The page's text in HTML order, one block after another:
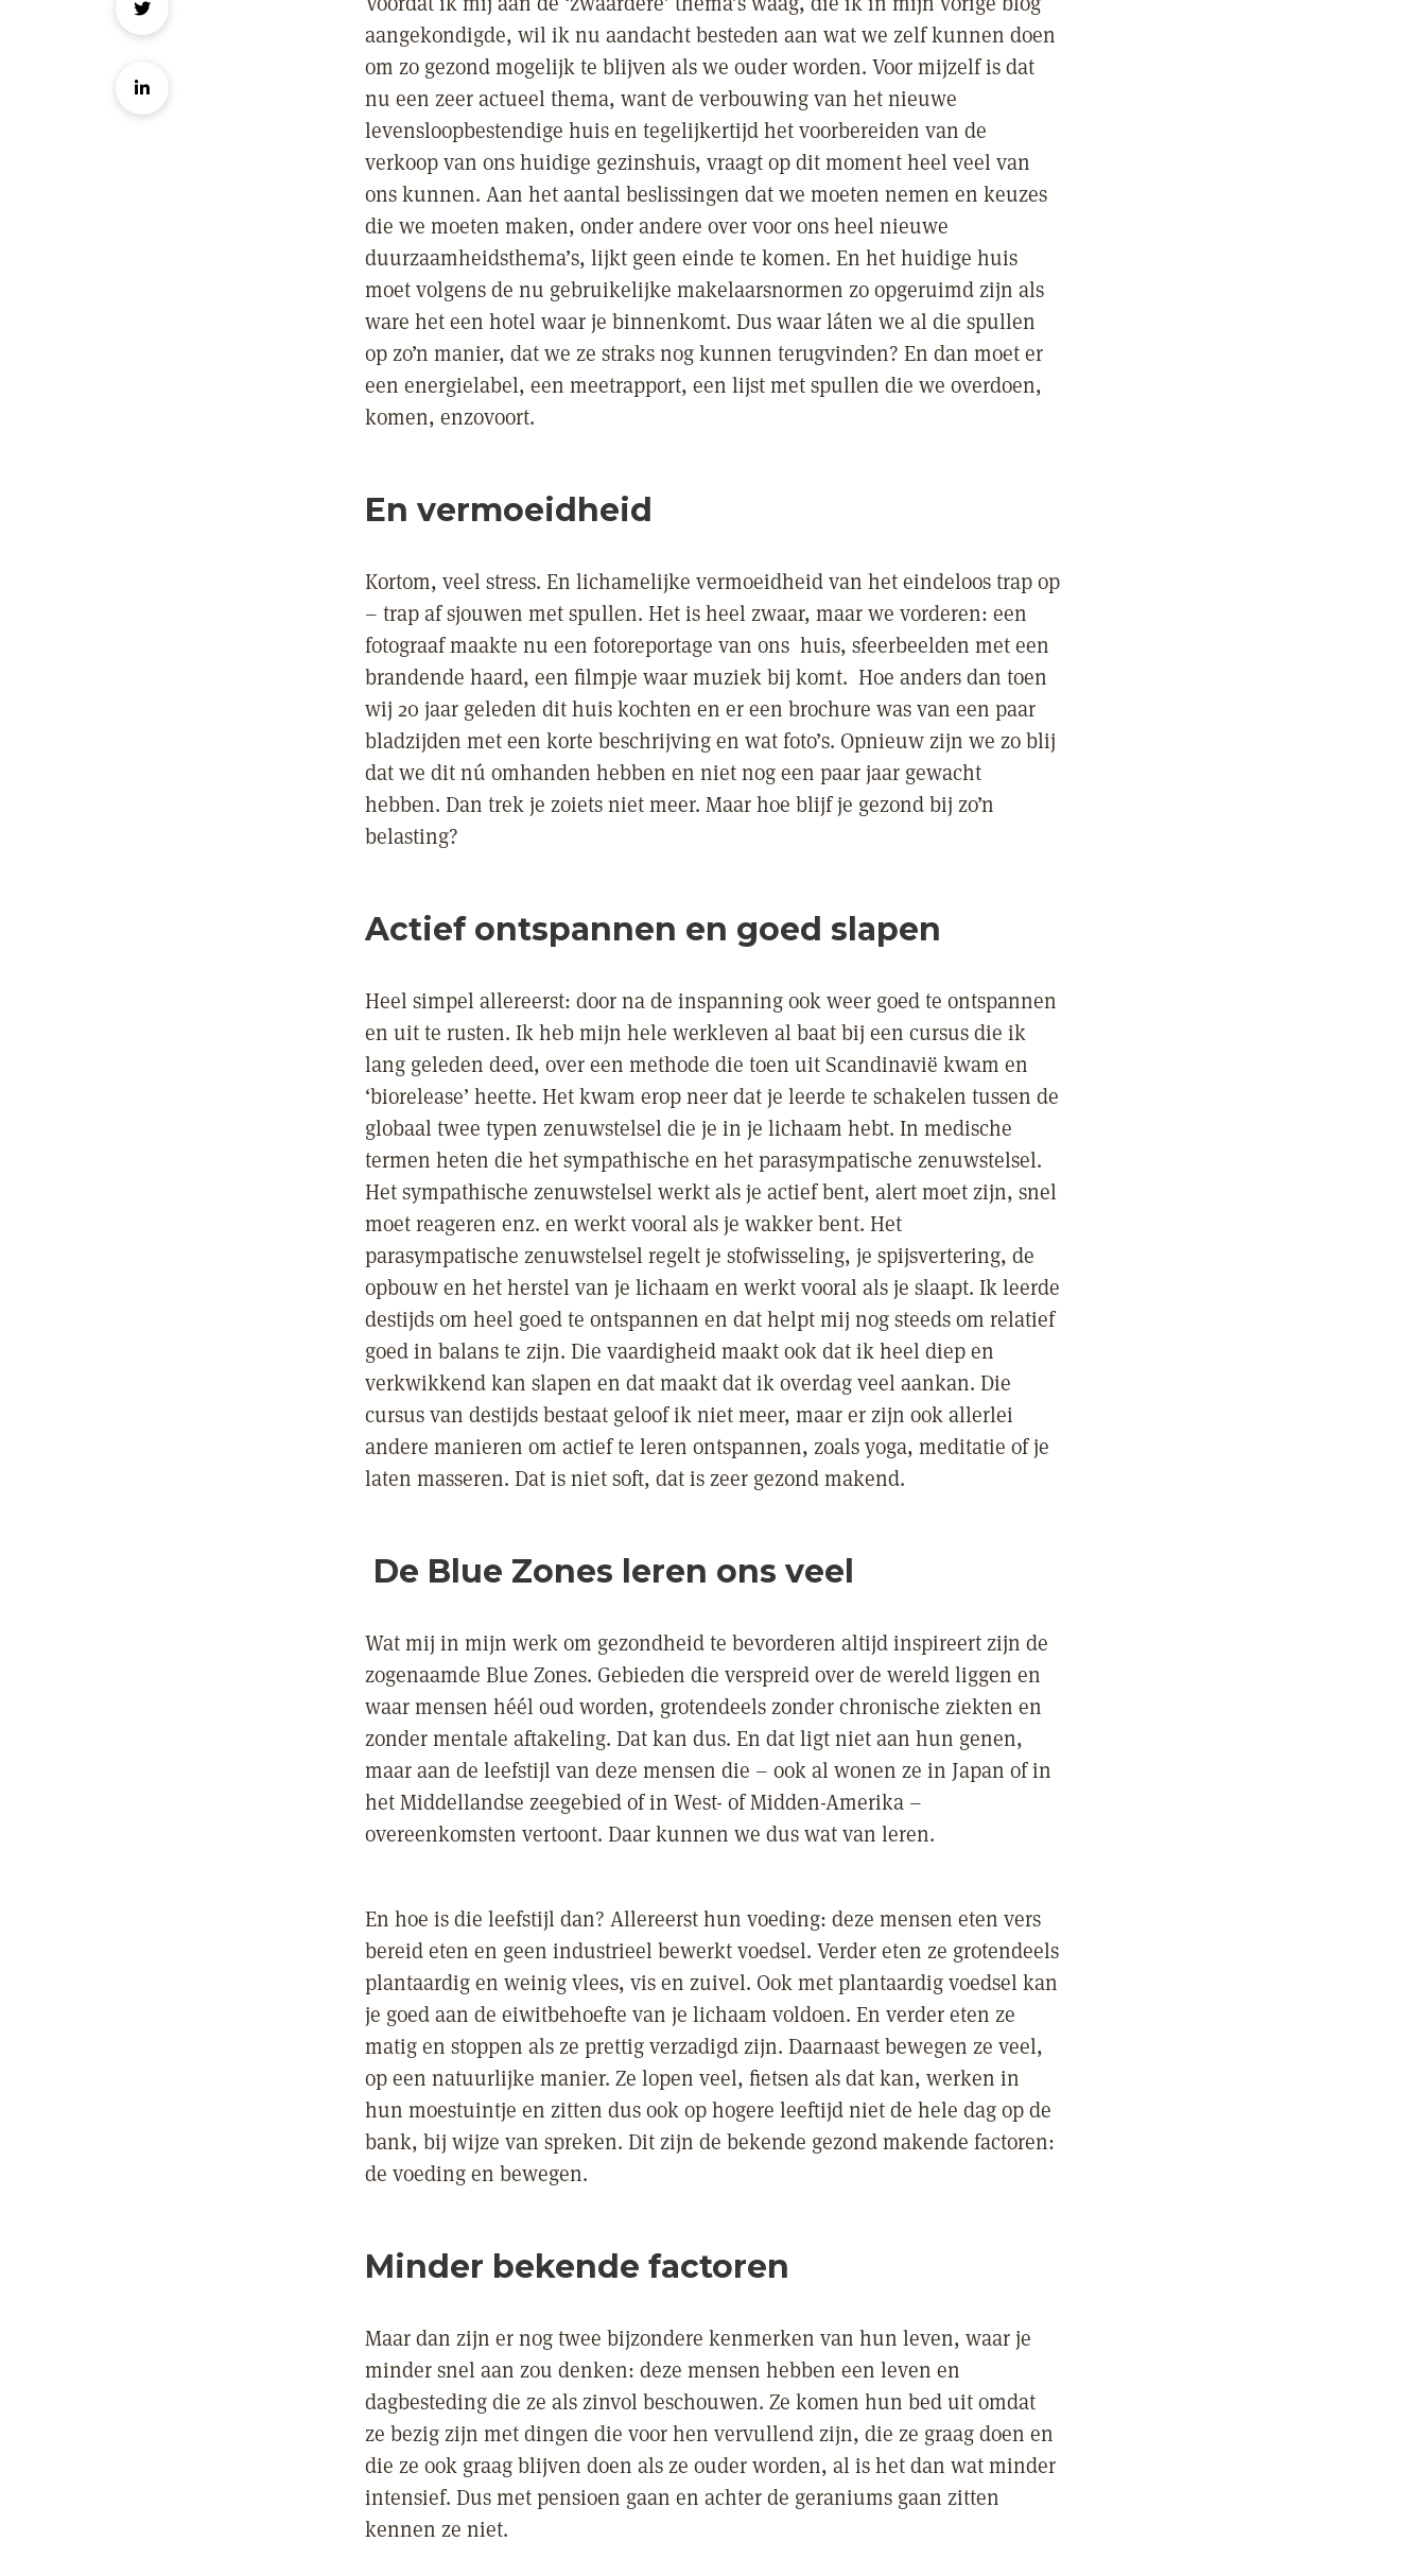
aangekondigde, wil ik nu aandacht besteden aan wat we zelf kunnen doen
om zo gezond mogelijk te blijven als we ouder worden. Voor mijzelf is dat
nu een zeer actueel thema, want de verbouwing van het nieuwe
levensloopbestendige huis en tegelijkertijd het voorbereiden van de
verkoop van ons huidige gezinshuis, vraagt op dit moment heel veel van
ons kunnen. Aan het aantal beslissingen dat we moeten nemen en keuzes
die we moeten maken, onder andere over voor ons heel nieuwe
duurzaamheidsthema’s, lijkt geen einde te komen. En het huidige huis
moet volgens de nu gebruikelijke makelaarsnormen zo opgeruimd zijn als
ware het een hotel waar je binnenkomt. Dus waar láten we al die spullen
op zo’n manier, dat we ze straks nog kunnen terugvinden? En dan moet er
een energielabel, een meetrapport, een lijst met spullen die we overdoen,
komen, enzovoort.
En vermoeidheid
Kortom, veel stress. En lichamelijke vermoeidheid van het eindeloos trap op
– trap af sjouwen met spullen. Het is heel zwaar, maar we vorderen: een
fotograaf maakte nu een fotoreportage van ons huis, sfeerbeelden met een
brandende haard, een filmpje waar muziek bij komt. Hoe anders dan toen
wij 20 jaar geleden dit huis kochten en er een brochure was van een paar
bladzijden met een korte beschrijving en wat foto’s. Opnieuw zijn we zo blij
dat we dit nú omhanden hebben en niet nog een paar jaar gewacht
hebben. Dan trek je zoiets niet meer. Maar hoe blijf je gezond bij zo’n
belasting?
Actief ontspannen en goed slapen
Heel simpel allereerst: door na de inspanning ook weer goed te ontspannen
en uit te rusten. Ik heb mijn hele werkleven al baat bij een cursus die ik
lang geleden deed, over een methode die toen uit Scandinavië kwam en
‘biorelease’ heette. Het kwam erop neer dat je leerde te schakelen tussen de
globaal twee typen zenuwstelsel die je in je lichaam hebt. In medische
termen heten die het sympathische en het parasympatische zenuwstelsel.
Het sympathische zenuwstelsel werkt als je actief bent, alert moet zijn, snel
moet reageren enz. en werkt vooral als je wakker bent. Het
parasympatische zenuwstelsel regelt je stofwisseling, je spijsvertering, de
opbouw en het herstel van je lichaam en werkt vooral als je slaapt. Ik leerde
destijds om heel goed te ontspannen en dat helpt mij nog steeds om relatief
goed in balans te zijn. Die vaardigheid maakt ook dat ik heel diep en
verkwikkend kan slapen en dat maakt dat ik overdag veel aankan. Die
cursus van destijds bestaat geloof ik niet meer, maar er zijn ook allerlei
andere manieren om actief te leren ontspannen, zoals yoga, meditatie of je
laten masseren. Dat is niet soft, dat is zeer gezond makend.
De Blue Zones leren ons veel
Wat mij in mijn werk om gezondheid te bevorderen altijd inspireert zijn de
zogenaamde Blue Zones. Gebieden die verspreid over de wereld liggen en
waar mensen héél oud worden, grotendeels zonder chronische ziekten en
zonder mentale aftakeling. Dat kan dus. En dat ligt niet aan hun genen,
maar aan de leefstijl van deze mensen die – ook al wonen ze in Japan of in
het Middellandse zeegebied of in West- of Midden-Amerika –
overeenkomsten vertoont. Daar kunnen we dus wat van leren.
En hoe is die leefstijl dan? Allereerst hun voeding: deze mensen eten vers
bereid eten en geen industrieel bewerkt voedsel. Verder eten ze grotendeels
plantaardig en weinig vlees, vis en zuivel. Ook met plantaardig voedsel kan
je goed aan de eiwitbehoefte van je lichaam voldoen. En verder eten ze
matig en stoppen als ze prettig verzadigd zijn. Daarnaast bewegen ze veel,
op een natuurlijke manier. Ze lopen veel, fietsen als dat kan, werken in
hun moestuintje en zitten dus ook op hogere leeftijd niet de hele dag op de
bank, bij wijze van spreken. Dit zijn de bekende gezond makende factoren:
de voeding en bewegen.
Minder bekende factoren
Maar dan zijn er nog twee bijzondere kenmerken van hun leven, waar je
minder snel aan zou denken: deze mensen hebben een leven en
dagbesteding die ze als zinvol beschouwen. Ze komen hun bed uit omdat
ze bezig zijn met dingen die voor hen vervullend zijn, die ze graag doen en
die ze ook graag blijven doen als ze ouder worden, al is het dan wat minder
intensief. Dus met pensioen gaan en achter de geraniums gaan zitten
kennen ze niet.